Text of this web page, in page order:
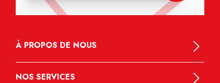
À PROPOS DE NOUS
NOS SERVICES